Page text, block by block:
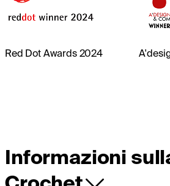
Red Dot Awards 2024
Informazioni